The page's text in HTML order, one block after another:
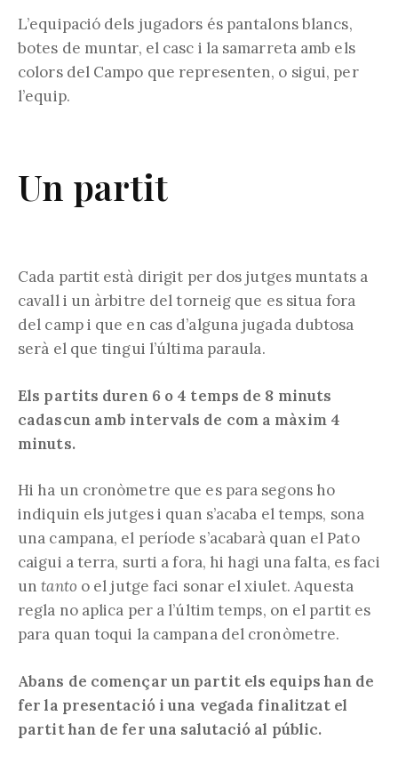
L’equipació dels jugadors és pantalons blancs,
botes de muntar, el casc i la samarreta amb els
colors del Campo que representen, o sigui, per
l’equip.
Un partit
Cada partit està dirigit per dos jutges muntats a
cavall i un àrbitre del torneig que es situa fora
del camp i que en cas d’alguna jugada dubtosa
serà el que tingui l’última paraula.
Els partits duren 6 o 4 temps de 8 minuts
cadascun amb intervals de com a màxim 4
minuts.
Hi ha un cronòmetre que es para segons ho
indiquin els jutges i quan s’acaba el temps, sona
una campana, el període s’acabarà quan el Pato
caigui a terra, surti a fora, hi hagi una falta, es faci
untanto o el jutge faci sonar el xiulet. Aquesta
regla no aplica per a l’últim temps, on el partit es
para quan toqui la campana del cronòmetre.
Abans de començar un partit els equips han de
fer la presentació i una vegada finalitzat el
partit han de fer una salutació al públic.